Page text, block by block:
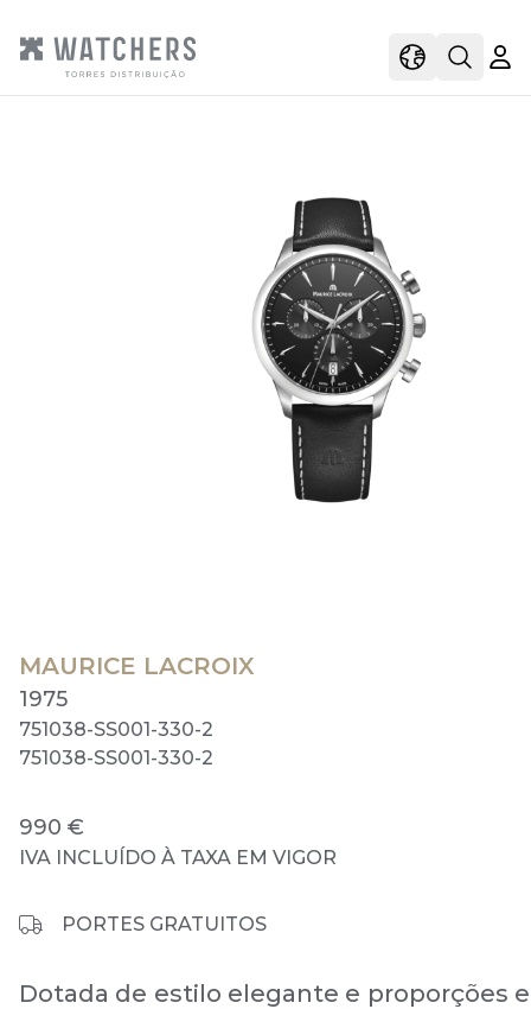
viewOpen
MAURICE LACROIX
1975
751038-SS001-330-2
751038-SS001-330-2
990 €
IVA INCLUÍDO À TAXA EM VIGOR
PORTES GRATUITOS
Dotada de estilo elegante e proporções